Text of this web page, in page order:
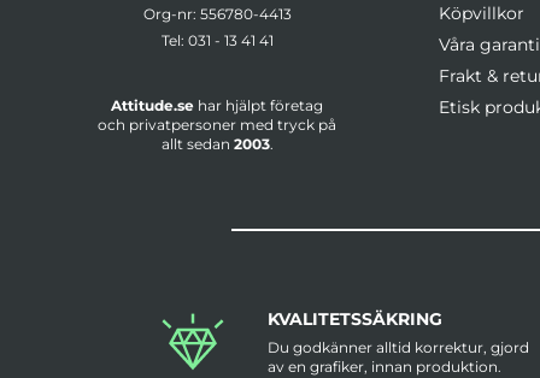
Org-nr: 556780-4413
Tel: 031 - 13 41 41
Attitude.se har hjälpt företag
och privatpersoner med tryck på
allt sedan 2003.
Köpvillkor
Våra
Frakt &
Etisk
KVALITETSSÄKRING
Du godkänner alltid korrektur, gjord
av en grafiker, innan produktion.